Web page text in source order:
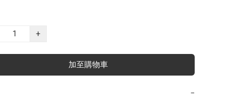
+
加至購物車
−